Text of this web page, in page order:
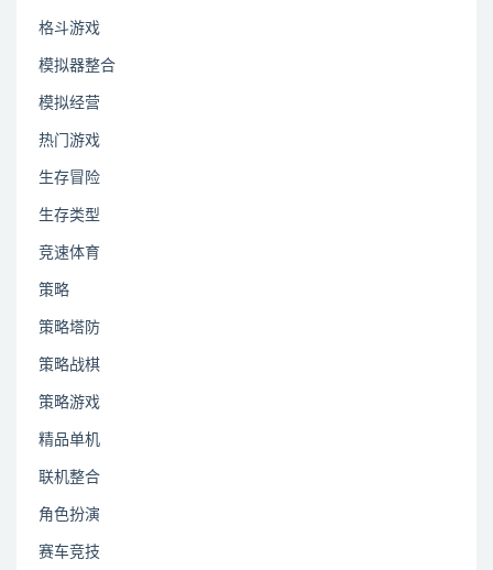
格斗游戏
模拟器整合
模拟经营
热门游戏
生存冒险
生存类型
竞速体育
策略
策略塔防
策略战棋
策略游戏
精品单机
联机整合
角色扮演
赛车竞技